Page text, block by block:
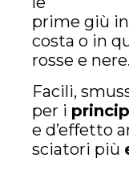
prime giù in
costa o in
rosse e nere.
Facili,
per i
e d’effetto
sciatori più